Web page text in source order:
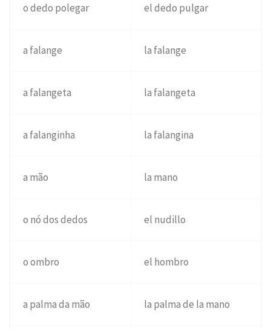
o dedo polegar el dedo pulgar
a falange la falange
a falangeta la falangeta
a falanginha la falangina
a mão la mano
o nó dos dedos el nudillo
o ombro el hombro
a palma da mão la palma de la mano